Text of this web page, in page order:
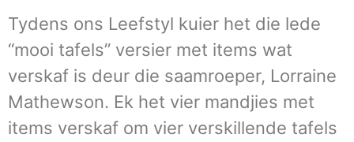
Tydens ons Leefstyl kuier het die lede
“mooi tafels” versier met items wat
verskaf is deur die saamroeper, Lorraine
Mathewson. Ek het vier mandjies met
items verskaf om vier verskillende tafels